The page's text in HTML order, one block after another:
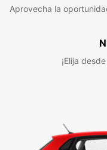
Aprovecha la
¡Elija